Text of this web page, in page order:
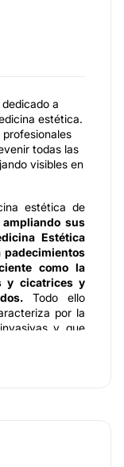
a
estética.
todas las
visibles en
estética de
ampliando sus
Estética
padecimientos
como la
y cicatrices y
Todo ello
por la
y que
Entre